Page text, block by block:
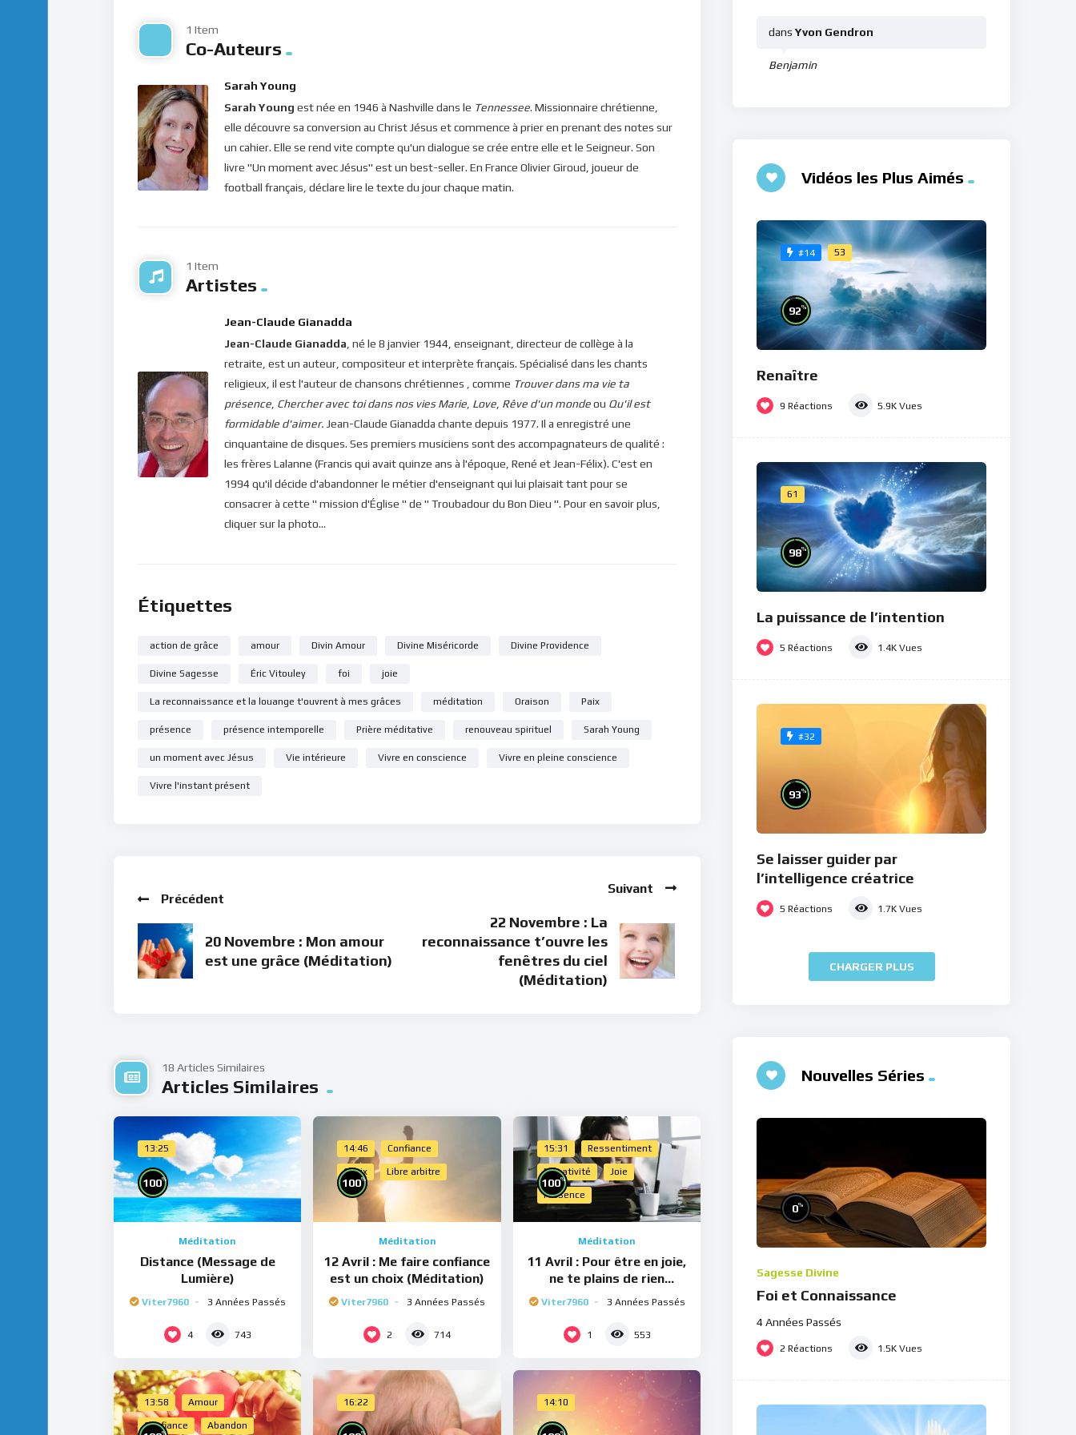
sa paix ! Et c’est alors que s’ouvrira pour nous, le chemin du salut et de la lumière.
Bonne méditation.
Pour vous inscrire directement aux publications, veuillez cliquer ici : [newsletter_button id=2
label=”S’abonner” design=”twitter”]
Si vous voulez vous inscrire sur le site (afin d’être en mesure de poster des commentaires) et pour les
1 Item
Co-Auteurs
Sarah Young
Sarah Young est née en 1946 à Nashville dans le Tennessee. Missionnaire chrétienne,
elle découvre sa conversion au Christ Jésus et commence à prier en prenant des notes sur
un cahier. Elle se rend vite compte qu'un dialogue se crée entre elle et le Seigneur. Son
livre "Un moment avec Jésus" est un best-seller. En France Olivier Giroud, joueur de
football français, déclare lire le texte du jour chaque matin.
1 Item
Artistes
Jean-Claude Gianadda
Jean-Claude Gianadda , né le 8 janvier 1944, enseignant, directeur de collège à la
retraite, est un auteur, compositeur et interprète français. Spécialisé dans les chants
religieux, il est l'auteur de chansons chrétiennes , comme Trouver dans ma vie ta
présence Chercher avec toi dans nos vies Marie Love Rêve d'un mondeou Qu'il est
formidable d'aimer. Jean-Claude Gianadda chante depuis 1977. Il a enregistré une
cinquantaine de disques. Ses premiers musiciens sont des accompagnateurs de qualité :
les frères Lalanne (Francis qui avait quinze ans à l'époque, René et Jean-Félix). C'est en
1994 qu'il décide d'abandonner le métier d'enseignant qui lui plaisait tant pour se
consacrer à cette " mission d'Église " de " Troubadour du Bon Dieu ". Pour en savoir plus,
cliquer sur la photo...
Étiquettes
action de grâce amour Divin Amour Divine Miséricorde Divine Providence
Divine Sagesse Éric Vitouley foi joie
La reconnaissance et la louange t'ouvrent à mes grâces méditation Oraison Paix
présence présence intemporelle Prière méditative renouveau spirituel Sarah Young
un moment avec Jésus Vie intérieure Vivre en conscience Vivre en pleine conscience
Vivre l'instant présent
Précédent
20 Novembre : Mon amour
est une grâce (Méditation)
Suivant
22 Novembre : La
reconnaissance t’ouvre les
fenêtres du ciel
(Méditation)
18 Articles Similaires
Articles Similaires
13:25
100%
Méditation
Distance (Message de
Lumière)
Viter7960 3 Années Passés
4 743
14:46 Confiance
Choix Libre arbitre
100%
Méditation
12 Avril : Me faire confiance
est un choix (Méditation)
Viter7960 3 Années Passés
2 714
15:31 Ressentiment
Négativité Joie
Présence
100%
Méditation
11 Avril : Pour être en joie,
ne te plains de rien
(Méditation)
Viter7960 3 Années Passés
1 553
13:58 Amour
Confiance Abandon
%
16:22
%
14:10
%
Benjamin
dansYvon Gendron
Vidéos les Plus Aimés
#14 53
92%
Renaître
9 Réactions 5.9K Vues
61
98%
La puissance de l’intention
5 Réactions 1.4K Vues
#32
93%
Se laisser guider par
l’intelligence créatrice
5 Réactions 1.7K Vues
CHARGER PLUS
Nouvelles Séries
0%
Sagesse Divine
Foi et Connaissance
4 Années Passés
2 Réactions 1.5K Vues